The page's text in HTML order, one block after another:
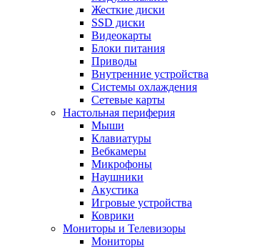
Жесткие диски
SSD диски
Видеокарты
Блоки питания
Приводы
Внутренние устройства
Системы охлаждения
Сетевые карты
Настольная периферия
Мыши
Клавиатуры
Вебкамеры
Микрофоны
Наушники
Акустика
Игровые устройства
Коврики
Мониторы и Телевизоры
Мониторы